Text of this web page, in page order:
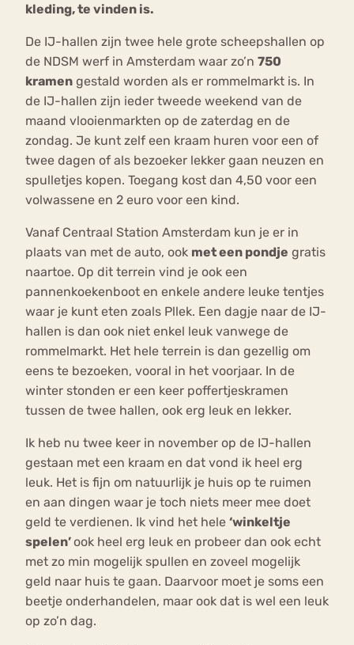
kleding, te vinden is.
De IJ-hallen zijn twee hele grote scheepshallen op
de NDSM werf in Amsterdam waar zo’n 750
kramen gestald worden als er rommelmarkt is. In
de IJ-hallen zijn ieder tweede weekend van de
maand vlooienmarkten op de zaterdag en de
zondag. Je kunt zelf een kraam huren voor een of
twee dagen of als bezoeker lekker gaan neuzen en
spulletjes kopen. Toegang kost dan 4,50 voor een
volwassene en 2 euro voor een kind.
Vanaf Centraal Station Amsterdam kun je er in
plaats van met de auto, ook met een pondje gratis
naartoe. Op dit terrein vind je ook een
pannenkoekenboot en enkele andere leuke tentjes
waar je kunt eten zoals Pllek. Een dagje naar de IJ-
hallen is dan ook niet enkel leuk vanwege de
rommelmarkt. Het hele terrein is dan gezellig om
eens te bezoeken, vooral in het voorjaar. In de
winter stonden er een keer poffertjeskramen
tussen de twee hallen, ook erg leuk en lekker.
Ik heb nu twee keer in november op de IJ-hallen
gestaan met een kraam en dat vond ik heel erg
leuk. Het is fijn om natuurlijk je huis op te ruimen
en aan dingen waar je toch niets meer mee doet
geld te verdienen. Ik vind het hele ‘winkeltje
spelen’ook heel erg leuk en probeer dan ook echt
met zo min mogelijk spullen en zoveel mogelijk
geld naar huis te gaan. Daarvoor moet je soms een
beetje onderhandelen, maar ook dat is wel een leuk
op zo’n dag.